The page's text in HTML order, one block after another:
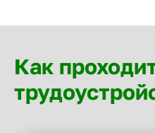
Как